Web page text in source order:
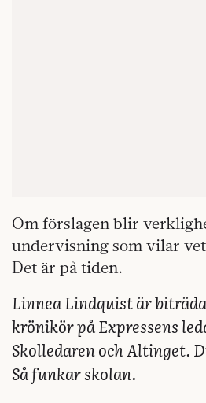
Om förslagen blir
undervisning som vilar
Det är på tiden.
Linnea Lindquist är
krönikör på Expressens
Skolledaren och Altinget.
Så funkar skolan.